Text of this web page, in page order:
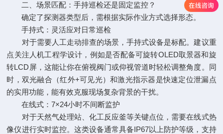
二、场景匹配：手持巡检还是固定监控？
确定了探测器类型后，需根据实际作业方式选择形态。
手持式：灵活应对日常巡检
对于需要人工走动排查的场景，手持式设备是标配。建议重
点关注人机工程学设计，例如是否配备可旋转OLED取景器和旋
转LCD屏，这能让你在俯视阀门或仰视管道时轻松调整角度。同
时，双光融合（红外+可见光）和激光指示器是快速定位泄漏点
的实用功能，能有效克服现场复杂背景的干扰。
在线式：7×24小时不间断监护
对于天然气处理站、化工反应釜等关键点位，需要在线式热
像仪进行实时监控。这类设备通常具备IP67以上防护等级，支持